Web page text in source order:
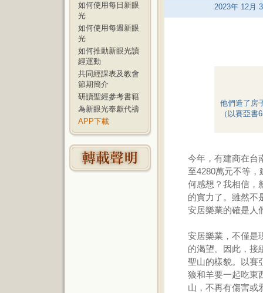
如何使用每日新眼
光
如何使用每週新眼
光
如何推動新眼光讀
經運動
共同經課表及教會
節期簡介
研讀聖經參考書籍
為新眼光奉獻代禱
APP下載
2023年 12月
他們造了房
（以賽亞書
今年，有建商在台
至4280萬元不等
何感想？我相信，
的實力了。雖然不
安居樂業的確是人
安居樂業，不僅是
的渴望。因此，接
聖山的樣貌。以賽
狼和羊要一起吃東
山，不再有傷害或